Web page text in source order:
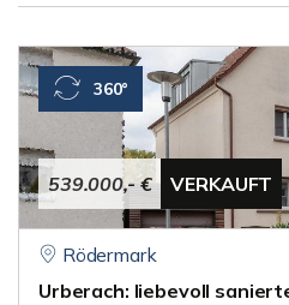
539.000,- € VERKAUFT
360°
Rödermark
Urberach: liebevoll